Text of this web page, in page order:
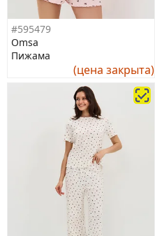
#595479
Omsa
Пижама
(цена закрыта)